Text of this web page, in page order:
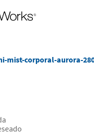
mist-corporal-aurora-